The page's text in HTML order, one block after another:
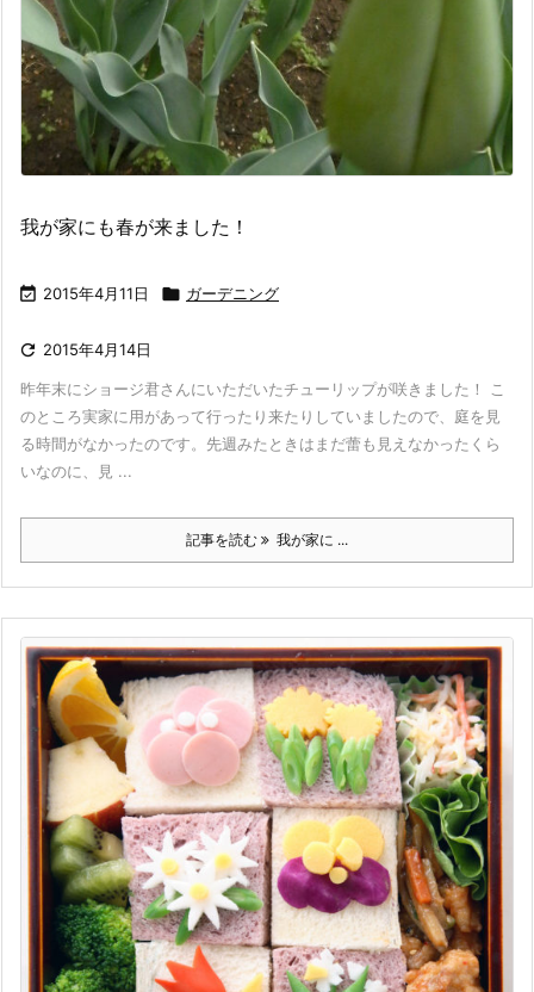
我が家にも春が来ました！
 2015年4月11日  ガーデニング
 2015年4月14日
昨年末にショージ君さんにいただいたチューリップが咲きました！ こ
のところ実家に用があって行ったり来たりしていましたので、庭を見
る時間がなかったのです。先週みたときはまだ蕾も見えなかったくら
いなのに、見 ...
記事を読む 我が家に ...